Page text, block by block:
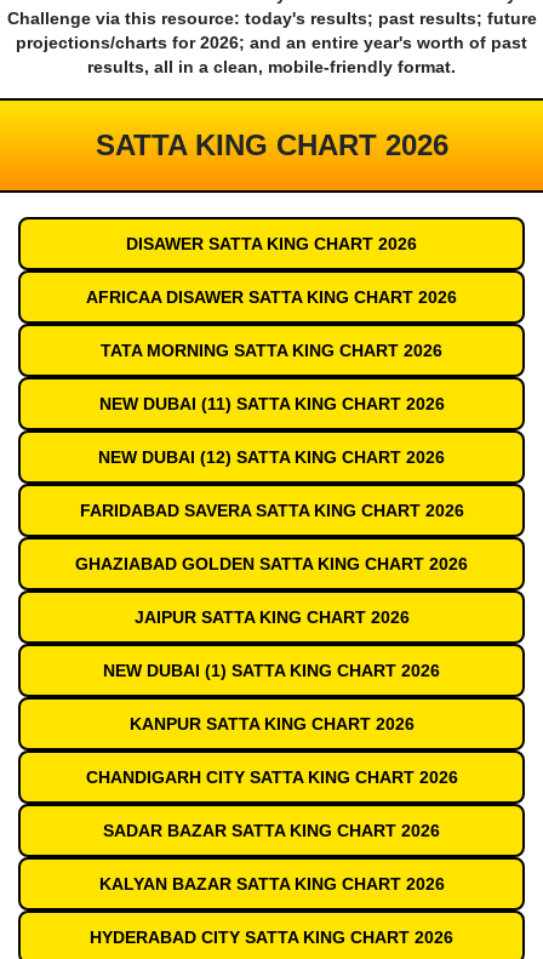
Challenge via this resource: today's results; past results; future
projections/charts for 2026; and an entire year's worth of past
results, all in a clean, mobile-friendly format.
SATTA KING CHART 2026
DISAWER SATTA KING CHART 2026
AFRICAA DISAWER SATTA KING CHART 2026
TATA MORNING SATTA KING CHART 2026
NEW DUBAI (11) SATTA KING CHART 2026
NEW DUBAI (12) SATTA KING CHART 2026
FARIDABAD SAVERA SATTA KING CHART 2026
GHAZIABAD GOLDEN SATTA KING CHART 2026
JAIPUR SATTA KING CHART 2026
NEW DUBAI (1) SATTA KING CHART 2026
KANPUR SATTA KING CHART 2026
CHANDIGARH CITY SATTA KING CHART 2026
SADAR BAZAR SATTA KING CHART 2026
KALYAN BAZAR SATTA KING CHART 2026
HYDERABAD CITY SATTA KING CHART 2026